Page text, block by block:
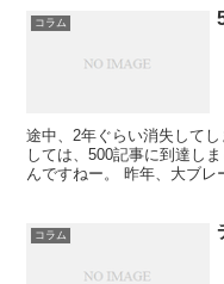
コラム
途中、2年ぐらい消失して
しては、500記事に到達し
んですねー。 昨年、大ブ
コラム